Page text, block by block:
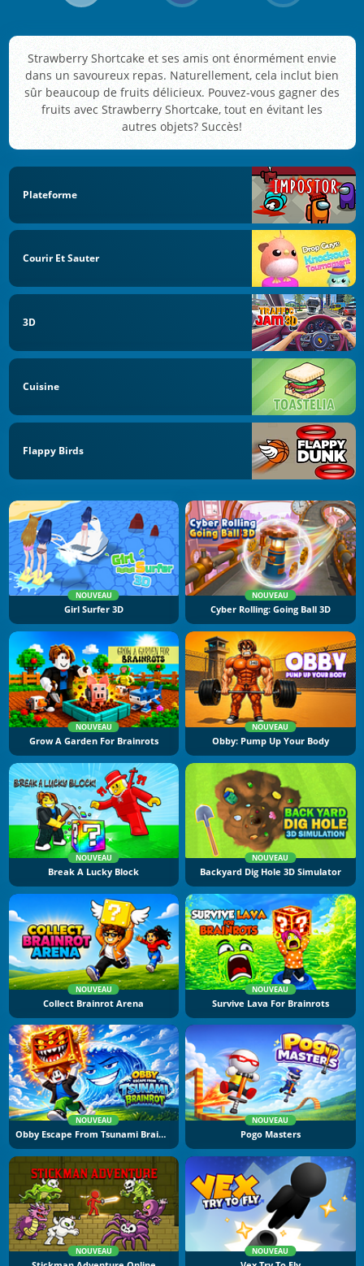
Strawberry Shortcake et ses amis ont énormément envie
dans un savoureux repas. Naturellement, cela inclut bien
sûr beaucoup de fruits délicieux. Pouvez-vous gagner des
fruits avec Strawberry Shortcake, tout en évitant les
autres objets? Succès!
Plateforme
Courir Et Sauter
3D
Cuisine
Flappy Birds
NOUVEAU
Girl Surfer 3D
NOUVEAU
Cyber Rolling: Going Ball 3D
NOUVEAU
Grow A Garden For Brainrots
NOUVEAU
Obby: Pump Up Your Body
NOUVEAU
Break A Lucky Block
NOUVEAU
Backyard Dig Hole 3D Simulator
NOUVEAU
Collect Brainrot Arena
NOUVEAU
Survive Lava For Brainrots
NOUVEAU
Obby Escape From Tsunami Brainrot
NOUVEAU
Pogo Masters
NOUVEAU NOUVEAU